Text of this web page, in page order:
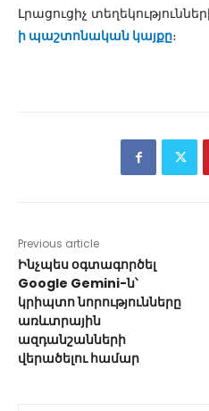
Լրացուցիչ
ի պաշտոնական կայքը։
Previous article
Ինչպես օգտագործել
Google Gemini-ն՝
կրիպտո նորությունները
առևտրային
ազդանշանների
վերածելու համար